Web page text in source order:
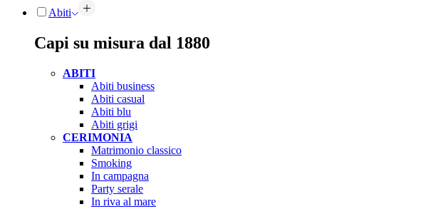
Abiti
Capi su misura dal 1880
ABITI
Abiti business
Abiti casual
Abiti blu
Abiti grigi
CERIMONIA
Matrimonio classico
Smoking
In campagna
Party serale
In riva al mare